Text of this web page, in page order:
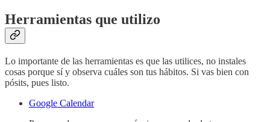
Herramientas que utilizo
Lo importante de las herramientas es que las utilices, no instales
cosas porque sí y observa cuáles son tus hábitos. Si vas bien con
pósits, pues listo.
Google Calendar